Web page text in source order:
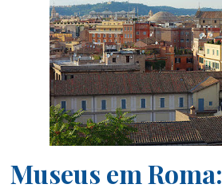
Museus em Roma: